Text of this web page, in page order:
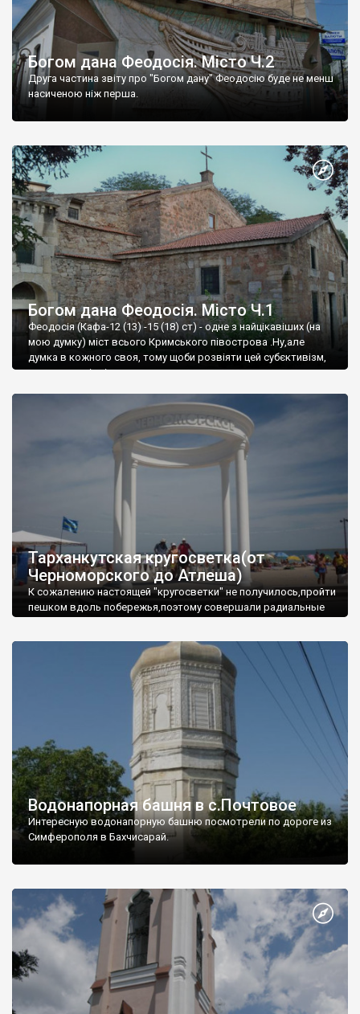
Богом дана Феодосія. Місто Ч.2
Друга частина звіту про "Богом дану" Феодосію буде не менш
насиченою ніж перша.
Богом дана Феодосія. Місто Ч.1
Феодосія (Кафа-12 (13) -15 (18) ст) - одне з найцікавіших (на
мою думку) міст всього Кримського півострова .Ну,але
думка в кожного своя, тому щоби розвіяти цей субєктивізм,
запрошую відвідати це
Тарханкутская кругосветка(от
Черноморского до Атлеша)
К сожалению настоящей "кругосветки" не получилось,пройти
пешком вдоль побережья,поэтому совершали радиальные
Водонапорная башня в с.Почтовое
Интересную водонапорную башню посмотрели по дороге из
Симферополя в Бахчисарай.